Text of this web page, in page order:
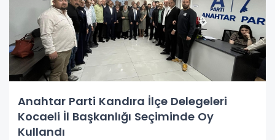
Anahtar Parti Kandıra İlçe Delegeleri
Kocaeli İl Başkanlığı Seçiminde Oy
Kullandı